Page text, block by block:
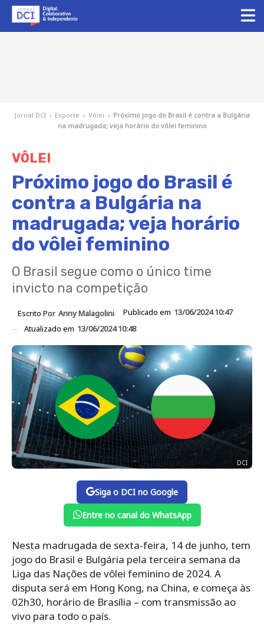
Jornal DCI › Esporte › Vôlei › Próximo jogo do Brasil ⁠é contra a Bulgária
na madrugada; veja horário do vôlei feminino
VÔLEI
Próximo jogo do Brasil ⁠é
contra a Bulgária na
madrugada; veja horário
do vôlei feminino
O Brasil segue como o único time
invicto na competição
Escrito Por Anny Malagolini Publicado em 13/06/2024 10:47
Atualizado em 13/06/2024 10:48
DCI
Siga o DCI no Google
Entre no canal do WhatsApp
Nesta madrugada de sexta-feira, 14 de junho, tem
jogo do Brasil e Bulgária pela terceira semana da
Liga das Nações de vôlei feminino de 2024. A
disputa será em Hong Kong, na China, e começa às
02h30, horário de Brasília – com transmissão ao
vivo para todo o país.